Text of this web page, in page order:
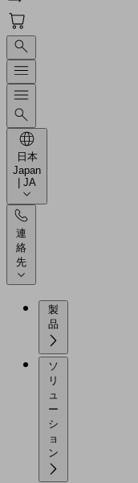
日本
Japan
| JA
連
絡
先
製
ソ
リ
ュ
ー
シ
ョ